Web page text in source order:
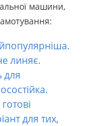
машини,
линяє.
для
для тих,